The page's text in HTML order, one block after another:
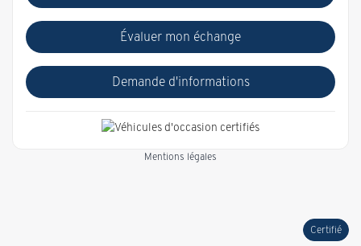
Évaluer mon échange
Demande d'informations
Mentions légales
Certifié